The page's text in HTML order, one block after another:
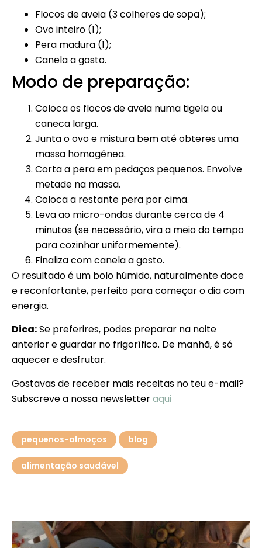
Flocos de aveia (3 colheres de sopa);
Ovo inteiro (1);
Pera madura (1);
Canela a gosto.
Modo de preparação:
Coloca os flocos de aveia numa tigela ou
caneca larga.
Junta o ovo e mistura bem até obteres uma
massa homogénea.
Corta a pera em pedaços pequenos. Envolve
metade na massa.
Coloca a restante pera por cima.
Leva ao micro-ondas durante cerca de 4
minutos (se necessário, vira a meio do tempo
para cozinhar uniformemente).
Finaliza com canela a gosto.
O resultado é um bolo húmido, naturalmente doce
e reconfortante, perfeito para começar o dia com
energia.
Dica:Se preferires, podes preparar na noite
anterior e guardar no frigorífico. De manhã, é só
aquecer e desfrutar.
Gostavas de receber mais receitas no teu e-mail?
Subscreve a nossa newsletteraqui
pequenos-almoços blog
alimentação saudável